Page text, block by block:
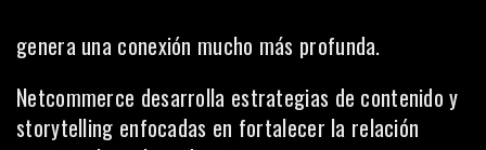
genera una conexión mucho más profunda.
Netcommerce desarrolla estrategias de contenido y
storytelling enfocadas en fortalecer la relación